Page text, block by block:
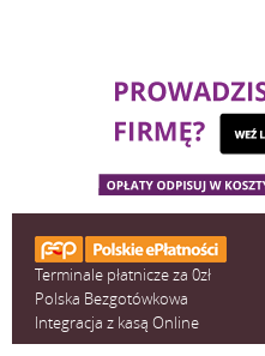
Terminale płatnicze za 0zł
Polska Bezgotówkowa
Integracja z kasą Online